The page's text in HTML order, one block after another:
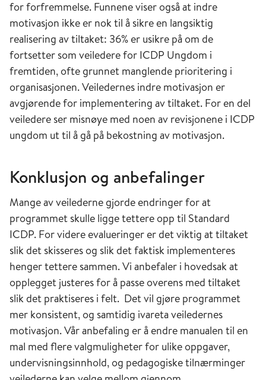
for forfremmelse. Funnene viser også at indre
motivasjon ikke er nok til å sikre en langsiktig
realisering av tiltaket: 36% er usikre på om de
fortsetter som veiledere for ICDP Ungdom i
fremtiden, ofte grunnet manglende prioritering i
organisasjonen. Veiledernes indre motivasjon er
avgjørende for implementering av tiltaket. For en del
veiledere ser misnøye med noen av revisjonene i ICDP
ungdom ut til å gå på bekostning av motivasjon.
Konklusjon og anbefalinger
Mange av veilederne gjorde endringer for at
programmet skulle ligge tettere opp til Standard
ICDP. For videre evalueringer er det viktig at tiltaket
slik det skisseres og slik det faktisk implementeres
henger tettere sammen. Vi anbefaler i hovedsak at
opplegget justeres for å passe overens med tiltaket
slik det praktiseres i felt. Det vil gjøre programmet
mer konsistent, og samtidig ivareta veiledernes
motivasjon. Vår anbefaling er å endre manualen til en
mal med flere valgmuligheter for ulike oppgaver,
undervisningsinnhold, og pedagogiske tilnærminger